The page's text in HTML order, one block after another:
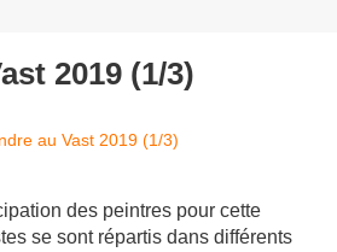
2019 (1/3)
des peintres pour cette
se sont répartis dans différents